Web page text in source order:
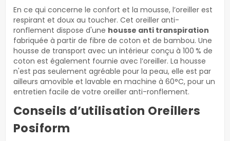
En ce qui concerne le confort et la mousse, l’oreiller est
respirant et doux au toucher. Cet oreiller anti-
ronflement dispose d'une housse anti transpiration
fabriquée à partir de fibre de coton et de bambou. Une
housse de transport avec un intérieur conçu à 100 % de
coton est également fournie avec l’oreiller. La housse
n'est pas seulement agréable pour la peau, elle est par
ailleurs amovible et lavable en machine à 60°C, pour un
entretien facile de votre oreiller anti-ronflement.
Conseils d’utilisation Oreillers
Posiform